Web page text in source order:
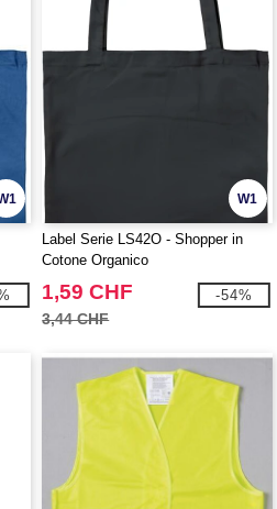
W1
Label Serie LS42O - Shopper in
Cotone Organico
1,59 CHF
3,44 CHF
-54%